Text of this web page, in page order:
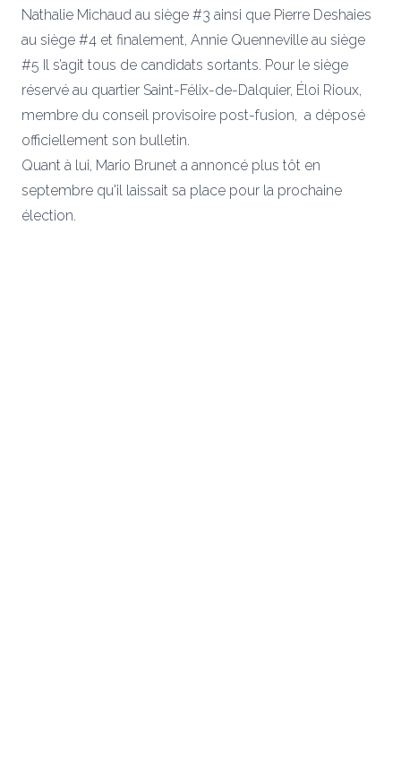
Nathalie Michaud au siège #3 ainsi que Pierre Deshaies
au siège #4 et finalement, Annie Quenneville au siège
#5 Il s’agit tous de candidats sortants. Pour le siège
réservé au quartier Saint-Félix-de-Dalquier, Éloi Rioux,
membre du conseil provisoire post-fusion, a déposé
officiellement son bulletin.
Quant à lui, Mario Brunet a annoncé plus tôt en
septembre qu'il laissait sa place pour la prochaine
élection.